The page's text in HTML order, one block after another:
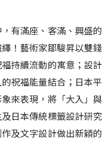
，有滿座、客滿、興盛的
！藝術家鄒駿昇以雙錢
持續流動的寓意；設計
祝福能量結合；日本平
來表現，將「大入」與
日本傳統標籤設計研究
及文字設計做出新穎的